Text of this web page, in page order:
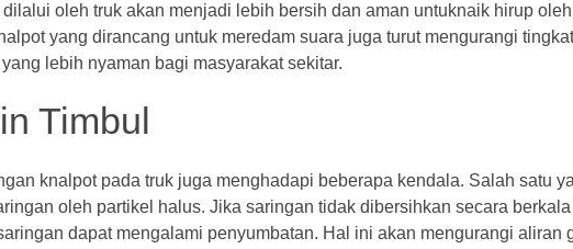
oleh truk akan menjadi lebih bersih dan aman untuknaik hirup
yang dirancang untuk meredam suara juga turut mengurangi
lebih nyaman bagi masyarakat sekitar.
Timbul
knalpot pada truk juga menghadapi beberapa kendala. Salah satu
oleh partikel halus. Jika saringan tidak dibersihkan secara
dapat mengalami penyumbatan. Hal ini akan mengurangi aliran